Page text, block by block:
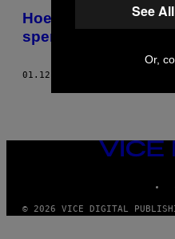
Hoe is het om
sperma?
01.12.16
VICE
MEDIA
© 2026 VICE DIGITAL
See
Or,